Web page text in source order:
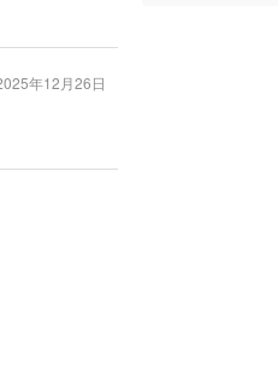
年12月26日